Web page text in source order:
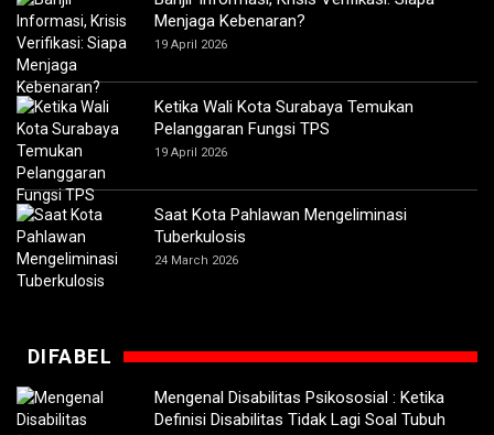
Menjaga Kebenaran?
19 April 2026
Ketika Wali Kota Surabaya Temukan
Pelanggaran Fungsi TPS
19 April 2026
Saat Kota Pahlawan Mengeliminasi
Tuberkulosis
24 March 2026
DIFABEL
Mengenal Disabilitas Psikososial : Ketika
Definisi Disabilitas Tidak Lagi Soal Tubuh